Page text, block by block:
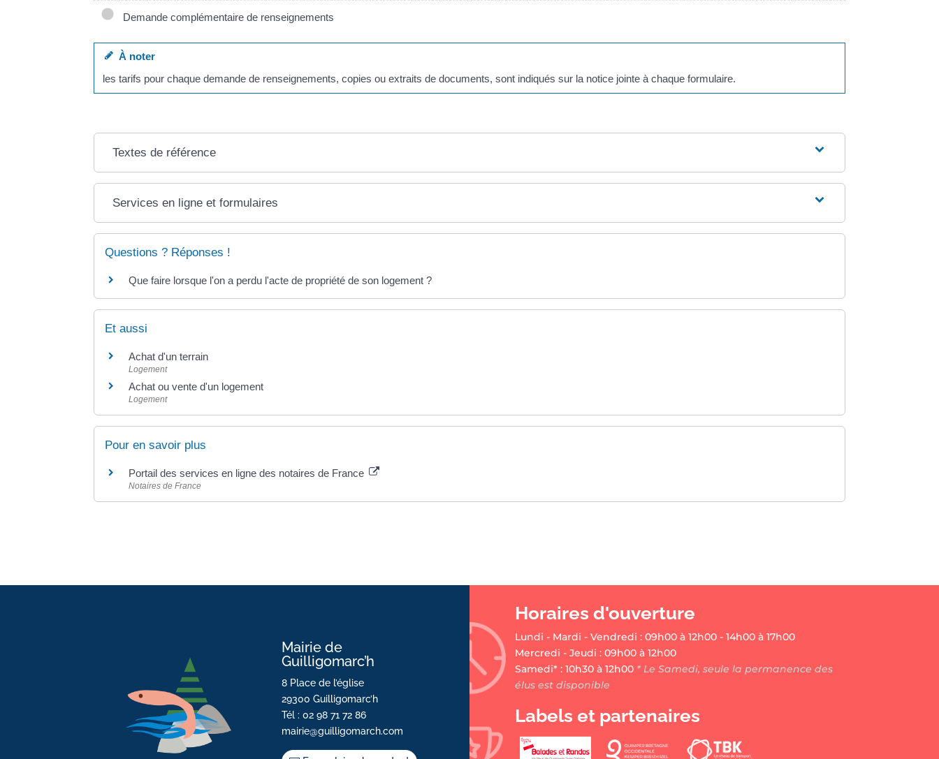
Demande complémentaire de renseignements
À noter
les tarifs pour chaque demande de renseignements, copies ou extraits de documents, sont indiqués sur la notice jointe à chaque formulaire.
Textes de référence
Services en ligne et formulaires
Questions ? Réponses !
Que faire lorsque l'on a perdu l'acte de propriété de son logement ?
Et aussi
Achat d'un terrain
Logement
Achat ou vente d'un logement
Logement
Pour en savoir plus
Portail des services en ligne des notaires de France
Notaires de France
Mairie de
Guilligomarc’h
8 Place de l’église
29300 Guilligomarc’h
Tél : 02 98 71 72 86
mairie@guilligomarch.com
Horaires d'ouverture
Lundi - Mardi - Vendredi : 09h00 à 12h00 - 14h00 à 17h00
Mercredi - Jeudi : 09h00 à 12h00
Samedi* : 10h30 à 12h00* Le Samedi, seule la permanence des
élus est disponible
Labels et partenaires